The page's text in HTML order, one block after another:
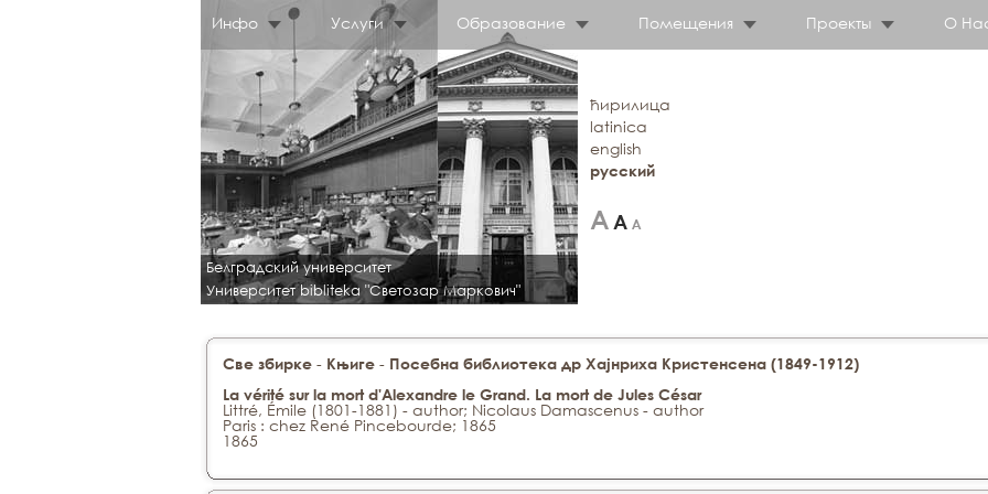
Инфо Услуги Образование Помещения Проекты О
Белградский университет
Университет bibliteka "Светозар Маркович"
ћирилица
latinica
english
русский
Све збирке - Књиге - Посебна библиотека др Хајнриха Кристенсена (1849-1912)
La vérité sur la mort d'Alexandre le Grand. La mort de Jules César
Littré, Émile (1801-1881) - author; Nicolaus Damascenus - author
Paris : chez René Pincebourde; 1865
1865